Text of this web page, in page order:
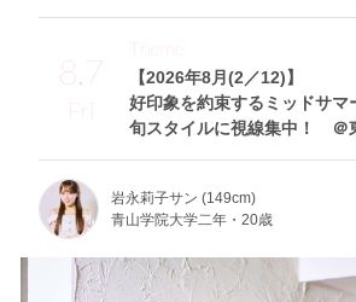
8.7
Fri
【2026年8月(2／12)】
好印象を約束するミッドサマ
旬スタイルに視線集中！ ＠
Theme
岩永莉子サン (149cm)
青山学院大学二年・20歳